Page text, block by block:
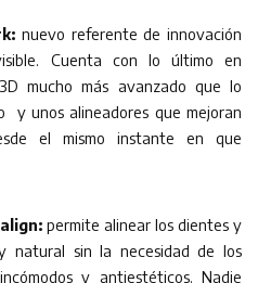
nuevo referente de innovación
Cuenta con lo último en
mucho más avanzado que lo
y unos alineadores que mejoran
el mismo instante en que
permite alinear los dientes y
natural sin la necesidad de los
y antiestéticos. Nadie